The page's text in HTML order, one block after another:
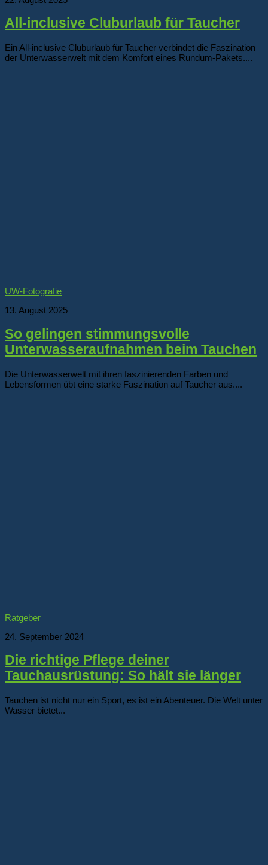
All-inclusive Cluburlaub für Taucher
Ein All-inclusive Cluburlaub für Taucher verbindet die Faszination
der Unterwasserwelt mit dem Komfort eines Rundum-Pakets....
UW-Fotografie
13. August 2025
So gelingen stimmungsvolle
Unterwasseraufnahmen beim Tauchen
Die Unterwasserwelt mit ihren faszinierenden Farben und
Lebensformen übt eine starke Faszination auf Taucher aus....
Ratgeber
24. September 2024
Die richtige Pflege deiner
Tauchausrüstung: So hält sie länger
Tauchen ist nicht nur ein Sport, es ist ein Abenteuer. Die Welt unter
Wasser bietet...